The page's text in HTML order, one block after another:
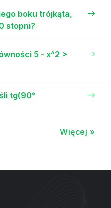
boku trójkąta,
stopni?
5 - x^2 >
tg(90°
Więcej »